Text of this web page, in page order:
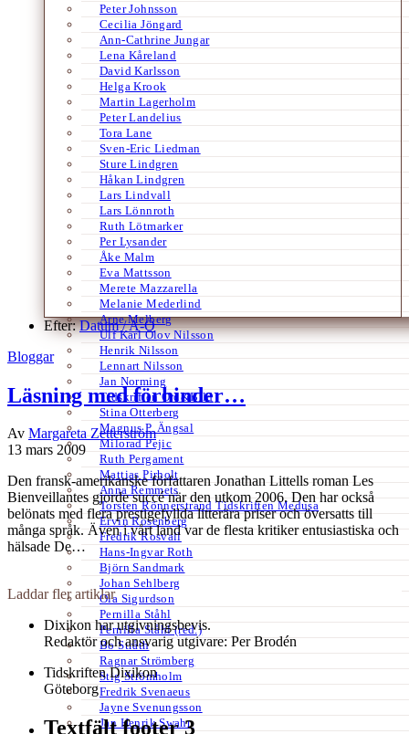
Peter Johnsson
Cecilia Jöngard
Ann-Cathrine Jungar
Lena Kåreland
David Karlsson
Helga Krook
Martin Lagerholm
Peter Landelius
Tora Lane
Sven-Eric Liedman
Sture Lindgren
Håkan Lindgren
Lars Lindvall
Lars Lönnroth
Ruth Lötmarker
Per Lysander
Åke Malm
Eva Mattsson
Merete Mazzarella
Melanie Mederlind
Arne Melberg
Ulf Karl Olov Nilsson
Henrik Nilsson
Lennart Nilsson
Jan Norming
Tidskriften Ord&Bild
Stina Otterberg
Magnus P. Ängsal
Milorad Pejic
Ruth Pergament
Mattias Pirholt
Anna Remmets
Torsten Rönnerstrand Tidskriften Medusa
Ervin Rosenberg
Fredrik Rosvall
Hans-Ingvar Roth
Björn Sandmark
Johan Sehlberg
Ola Sigurdson
Pernilla Ståhl
Pernilla Ståhl (red.)
Bo Stråth
Ragnar Strömberg
Stig Strömholm
Fredrik Svenaeus
Jayne Svenungsson
Jan Henrik Swahn
Efter:Datum /A-Ö
Bloggar
Läsning med förhinder…
Av Margareta Zetterström
13 mars 2009
Den fransk-amerikanske författaren Jonathan Littells roman Les
Bienveillantes gjorde succé när den utkom 2006. Den har också
belönats med flera prestigefyllda litterära priser och översatts till
många språk. Även i vårt land var de flesta kritiker entusiastiska och
hälsade De…
Laddar fler artiklar
Dixikon har utgivningsbevis.
Redaktör och ansvarig utgivare: Per Brodén
Tidskriften Dixikon
Göteborg
Textfält footer 3